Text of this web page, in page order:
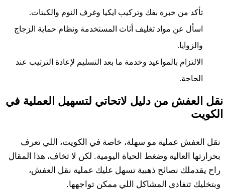
تأكد من خبرة بفك وتركيب ايكيا وغرف النوم والكبتات.
اسأل عن مواد تغليف أثاث المستخدمة ونظام حماية الزجاج
والزوايا.
الالتزام بالمواعيد وخدمة ما بعد التسليم لإعادة الترتيب عند
الحاجة.
نقل العفش من دليل لاتحاتي لتسهيل العملية في
الكويت
نقل العفش عملية مو سهلة، خاصة في الكويت، اللي تعرف
بحرارتها العالية وضغط الحياة اليومية. لكن لا تخاف، هذا المقال
راح يقدملك نصائح ذهبية تسهل عليك عملية نقل العفش،
وبتخليك تتفادى المشاكل اللي ممكن تواجهها.